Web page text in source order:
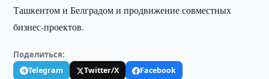
Ташкентом и Белградом и продвижение совместных
бизнес-проектов.
Поделиться:
Telegram Twitter/X
Facebook